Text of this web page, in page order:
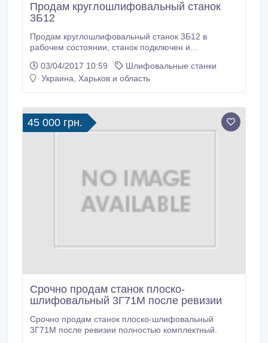
Продам круглошлифовальный станок
3Б12
Продам круглошлифовальный станок 3Б12 в
рабочем состоянии, станок подключен и
гидросистеммы. Дополнительное фото или видео
по желанию покупателя..
03/04/2017 10:59
Шлифовальные станки
Украина, Харьков и область
45 000 грн.
Срочно продам станок плоско-
шлифовальный 3Г71М после ревизии
Срочно продам станок плоско-шлифовальный
3Г71М после ревизии полностью комплектный.